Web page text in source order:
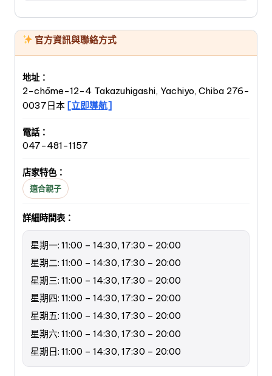
官方資訊與聯絡方式
地址：
2-chōme-12-4 Takazuhigashi, Yachiyo, Chiba 276-
0037日本 [立即導航]
電話：
047-481-1157
店家特色：
適合親子
詳細時間表：
星期一: 11:00 – 14:30, 17:30 – 20:00
星期二: 11:00 – 14:30, 17:30 – 20:00
星期三: 11:00 – 14:30, 17:30 – 20:00
星期四: 11:00 – 14:30, 17:30 – 20:00
星期五: 11:00 – 14:30, 17:30 – 20:00
星期六: 11:00 – 14:30, 17:30 – 20:00
星期日: 11:00 – 14:30, 17:30 – 20:00